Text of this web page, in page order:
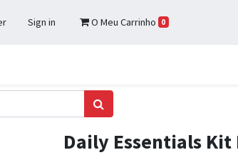
Sign in O Meu Carrinho 0
Daily Essentials Kit